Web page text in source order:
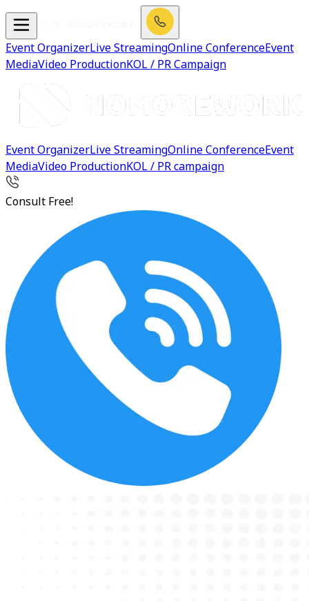
Event OrganizerLive StreamingOnline ConferenceEvent
MediaVideo ProductionKOL / PR Campaign
Event OrganizerLive StreamingOnline ConferenceEvent
MediaVideo ProductionKOL / PR campaign
Consult Free!